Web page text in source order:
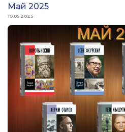
Май 2025
19.05.2025